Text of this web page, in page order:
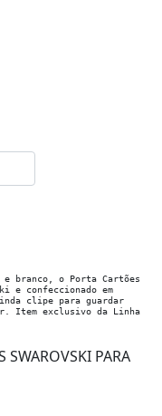
e branco, o Porta Cartões
e confeccionado em
clipe para guardar
Item exclusivo da Linha
SWAROVSKI PARA